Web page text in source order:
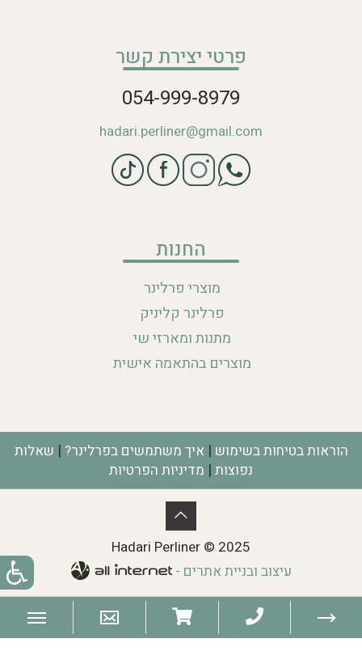
פרטי יצירת קשר
054-999-8979
hadari.perliner@gmail.com
החנות
מוצרי פרלינר
פרלינר קליניק
מתנות ומארזי שי
מוצרים בהתאמה אישית
הוראות בטיחות בשימוש |איך משתמשים בפרלינר? | שאלות
נפוצות | מדיניות הפרטיות
Hadari Perliner © 2025
עיצוב ובניית אתרים -